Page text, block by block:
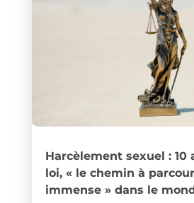
Harcèlement sexuel : 10
loi, « le chemin à
immense » dans le